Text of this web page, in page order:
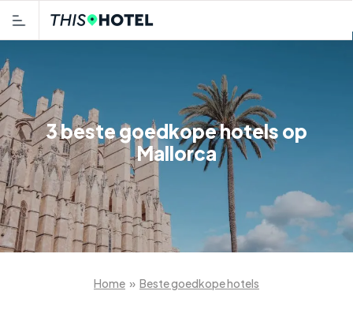
3 beste goedkope hotels op
Mallorca
Home » Beste goedkope hotels